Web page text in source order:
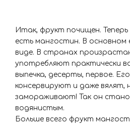
Итак, фрукт почищен. Теперь
есть мангостин. В основном
виде. В странах
употребляют практически
выпечка, десерты, первое.
консервируют и даже вялят,
замораживают! Так он
водянистым.
Больше всего фрукт